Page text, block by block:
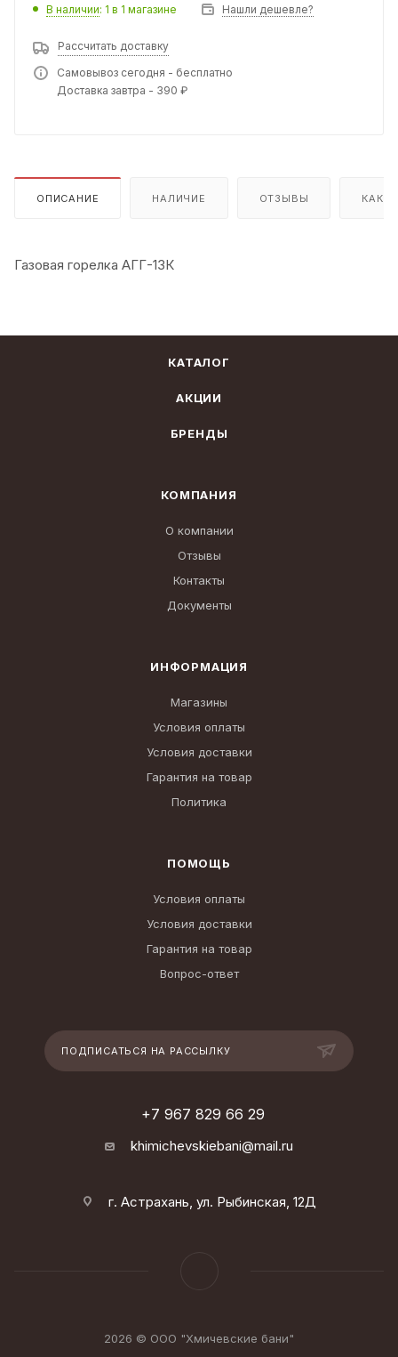
В наличии: 1 в 1 магазине Нашли дешевле?
Рассчитать доставку
Самовывоз сегодня - бесплатно
Доставка завтра - 390 ₽
ОПИСАНИЕ НАЛИЧИЕ ОТЗЫВЫ КАК
Газовая горелка АГГ-13К
КАТАЛОГ
АКЦИИ
БРЕНДЫ
КОМПАНИЯ
О компании
Отзывы
Контакты
Документы
ИНФОРМАЦИЯ
Магазины
Условия оплаты
Условия доставки
Гарантия на товар
Политика
ПОМОЩЬ
Условия оплаты
Условия доставки
Гарантия на товар
Вопрос-ответ
ПОДПИСАТЬСЯ НА РАССЫЛКУ
+7 967 829 66 29
khimichevskiebani@mail.ru
г. Астрахань, ул. Рыбинская, 12Д
2026 © ООО "Хмичевские бани"